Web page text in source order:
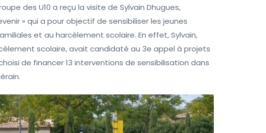
des U10 a reçu la visite de Sylvain Dhugues,
» qui a pour objectif de sensibiliser les jeunes
et au harcèlement scolaire. En effet, Sylvain,
scolaire, avait candidaté au 3e appel à projets
de financer 13 interventions de sensibilisation dans